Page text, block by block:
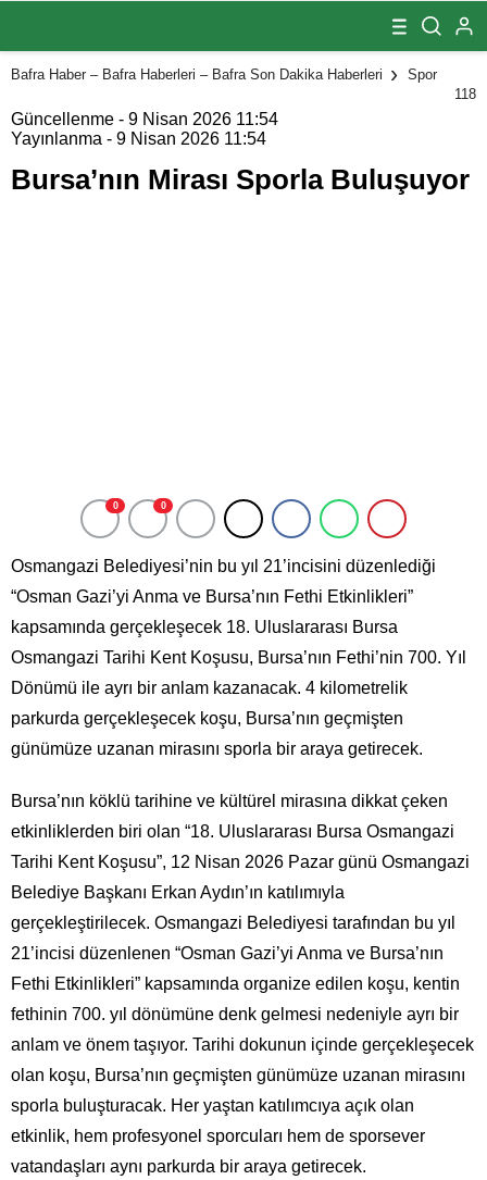
Buluşuyor
Bafra Haber – Bafra Haberleri – Bafra Son Dakika Haberleri
Spor
118
Güncellenme - 9 Nisan 2026 11:54
Yayınlanma - 9 Nisan 2026 11:54
Bursa’nın Mirası Sporla Buluşuyor
0 0
Osmangazi Belediyesi’nin bu yıl 21’incisini düzenlediği
“Osman Gazi’yi Anma ve Bursa’nın Fethi Etkinlikleri”
kapsamında gerçekleşecek 18. Uluslararası Bursa
Osmangazi Tarihi Kent Koşusu, Bursa’nın Fethi’nin 700. Yıl
Dönümü ile ayrı bir anlam kazanacak. 4 kilometrelik
parkurda gerçekleşecek koşu, Bursa’nın geçmişten
günümüze uzanan mirasını sporla bir araya getirecek.
Bursa’nın köklü tarihine ve kültürel mirasına dikkat çeken
etkinliklerden biri olan “18. Uluslararası Bursa Osmangazi
Tarihi Kent Koşusu”, 12 Nisan 2026 Pazar günü Osmangazi
Belediye Başkanı Erkan Aydın’ın katılımıyla
gerçekleştirilecek. Osmangazi Belediyesi tarafından bu yıl
21’incisi düzenlenen “Osman Gazi’yi Anma ve Bursa’nın
Fethi Etkinlikleri” kapsamında organize edilen koşu, kentin
fethinin 700. yıl dönümüne denk gelmesi nedeniyle ayrı bir
anlam ve önem taşıyor. Tarihi dokunun içinde gerçekleşecek
olan koşu, Bursa’nın geçmişten günümüze uzanan mirasını
sporla buluşturacak. Her yaştan katılımcıya açık olan
etkinlik, hem profesyonel sporcuları hem de sporsever
vatandaşları aynı parkurda bir araya getirecek.